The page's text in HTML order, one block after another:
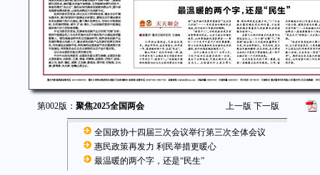
第002版： 聚焦2025全国两会 上一版 下一版
全国政协十四届三次会议举行第三次全体会议
惠民政策再发力 利民举措更暖心
最温暖的两个字，还是“民生”